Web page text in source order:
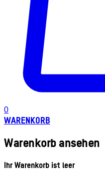
0
WARENKORB
Warenkorb ansehen
Ihr Warenkorb ist leer